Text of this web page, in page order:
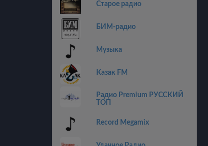
Старое радио
БИМ-радио
Музыка
Казак FM
Радио Premium РУССКИЙ
ТОП
Record Megamix